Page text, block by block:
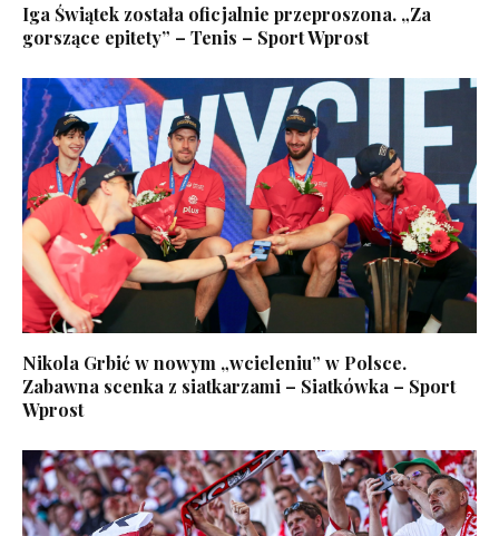
Iga Świątek została oficjalnie przeproszona. „Za
gorszące epitety” – Tenis – Sport Wprost
Nikola Grbić w nowym „wcieleniu” w Polsce.
Zabawna scenka z siatkarzami – Siatkówka – Sport
Wprost